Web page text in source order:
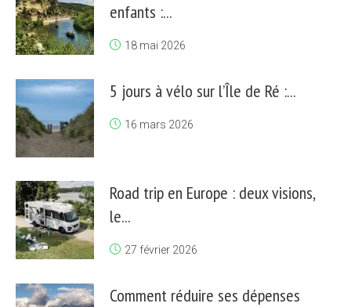
enfants :...
18 mai 2026
5 jours à vélo sur l’Île de Ré :...
16 mars 2026
Road trip en Europe : deux visions,
le...
27 février 2026
Comment réduire ses dépenses